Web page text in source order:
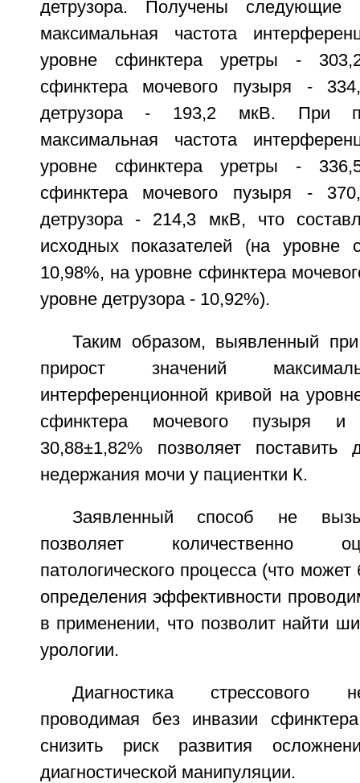
детрузора. Получены следующие
максимальная частота
уровне сфинктера уретры -
сфинктера мочевого пузыря -
детрузора - 193,2 мкВ. При
максимальная частота
уровне сфинктера уретры -
сфинктера мочевого пузыря -
детрузора - 214,3 мкВ, что
исходных показателей (на уровне
10,98%, на уровне сфинктера
уровне детрузора - 10,92%).
Таким образом, выявленный
прирост значений
интерференционной кривой на
сфинктера мочевого пузыря и
30,88±1,82% позволяет поставить
недержания мочи у пациентки К.
Заявленный способ не
позволяет количественно
патологического процесса (что
определения эффективности
в применении, что позволит найти
урологии.
Диагностика стрессового
проводимая без инвазии
снизить риск развития
диагностической манипуляции.